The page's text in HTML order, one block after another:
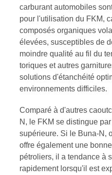
carburant automobiles
pour l'utilisation du FKM,
composés organiques
élevées, susceptibles de
moindre qualité au fil du
toriques et autres
solutions d'étanchéité
environnements difficiles.
Comparé à d'autres
N, le FKM se distingue
supérieure. Si le Buna-N,
offre également une
pétroliers, il a tendance à
rapidement lorsqu'il est